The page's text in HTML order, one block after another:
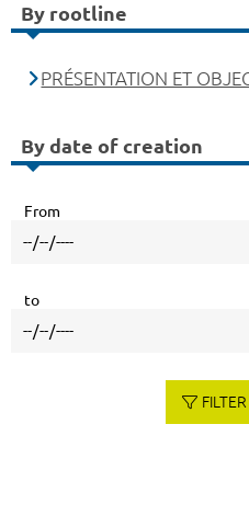
By rootline
PRÉSENTATION ET
By date of creation
From
to